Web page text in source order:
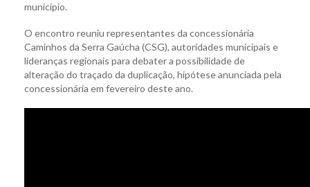
município.
O encontro reuniu representantes da concessionária
Caminhos da Serra Gaúcha (CSG), autoridades municipais e
lideranças regionais para debater a possibilidade de
alteração do traçado da duplicação, hipótese anunciada pela
concessionária em fevereiro deste ano.